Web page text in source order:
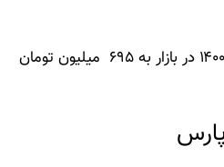
همچنین پژو پارس LX مدل ۱۴۰۰ در بازار به ۶۹۵ میلیون تومان